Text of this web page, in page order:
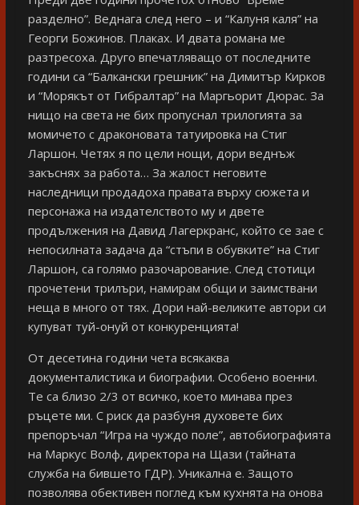
разделно”. Веднага след него – и “Калуня каля” на
Георги Божинов. Плаках. И двата романа ме
разтресоха. Друго впечатляващо от последните
години са “Балкански грешник” на Димитър Кирков
и “Морякът от Гибралтар” на Маргьорит Дюрас. За
нищо на света не бих пропуснал трилогията за
момичето с драконовата татуировка на Стиг
Ларшон. Четях я по цели нощи, дори веднъж
закъснях за работа… За жалост неговите
наследници продадоха правата върху сюжета и
персонажа на издателството му и двете
продължения на Давид Лагеркранс, който се зае с
непосилната задача да “стъпи в обувките” на Стиг
Ларшон, са голямо разочарование. След стотици
прочетени трилъри, намирам общи и заимствани
неща в много от тях. Дори най-великите автори си
купуват туй-онуй от конкуренцията!
От десетина години чета всякаква
документалистика и биографии. Особено военни.
Те са близо 2/3 от всичко, което минава през
ръцете ми. С риск да разбуня духовете бих
препоръчал “Игра на чуждо поле”, автобиографията
на Маркус Волф, директора на Щази (тайната
служба на бившето ГДР). Уникална е. Защото
позволява обективен поглед към кухнята на онова